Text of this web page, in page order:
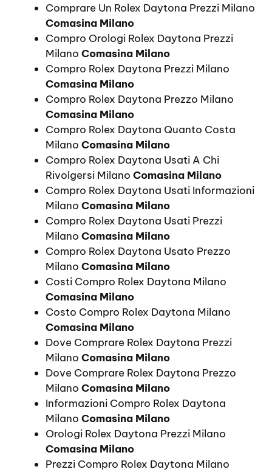
Comprare Un Rolex Daytona Prezzi Milano
Comasina Milano
Compro Orologi Rolex Daytona Prezzi
Milano Comasina Milano
Compro Rolex Daytona Prezzi Milano
Comasina Milano
Compro Rolex Daytona Prezzo Milano
Comasina Milano
Compro Rolex Daytona Quanto Costa
Milano Comasina Milano
Compro Rolex Daytona Usati A Chi
Rivolgersi Milano Comasina Milano
Compro Rolex Daytona Usati Informazioni
Milano Comasina Milano
Compro Rolex Daytona Usati Prezzi
Milano Comasina Milano
Compro Rolex Daytona Usato Prezzo
Milano Comasina Milano
Costi Compro Rolex Daytona Milano
Comasina Milano
Costo Compro Rolex Daytona Milano
Comasina Milano
Dove Comprare Rolex Daytona Prezzi
Milano Comasina Milano
Dove Comprare Rolex Daytona Prezzo
Milano Comasina Milano
Informazioni Compro Rolex Daytona
Milano Comasina Milano
Orologi Rolex Daytona Prezzi Milano
Comasina Milano
Prezzi Compro Rolex Daytona Milano